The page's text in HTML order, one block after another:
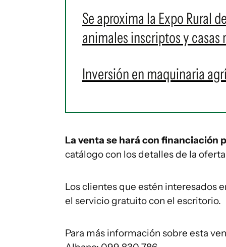
Se aproxima la Expo Rural
animales inscriptos y casas
Inversión en maquinaria
La venta se hará con financiación
catálogo con los detalles de la
Los clientes que estén interesados
el servicio gratuito con el escritorio.
Para más información sobre esta